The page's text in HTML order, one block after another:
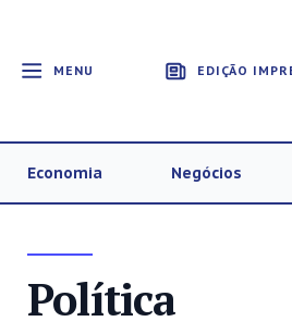
MENU EDIÇÃO
Economia Negócios
Política